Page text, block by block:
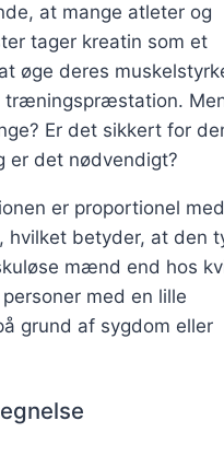
at mange atleter og
tager kreatin som et
øge deres
træningspræstation.
Er det sikkert for
er det nødvendigt?
er proportionel med
hvilket betyder, at den
mænd end hos
med en lille
grund af sygdom eller